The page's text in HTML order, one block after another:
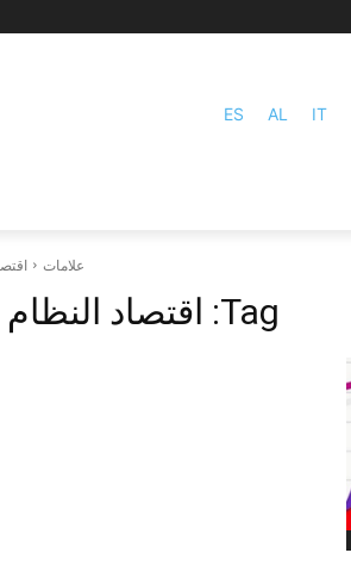
ES AL IT
علامات
Tag: اقتصاد النظام